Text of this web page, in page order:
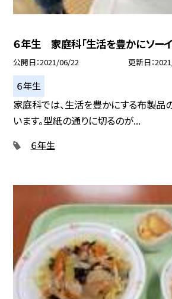
６年生 家庭科「生活を豊かにソーイ
公開日 2021/06/22 更新日
６年生
家庭科では、生活を豊かにする布製品
います。型紙の通りに切るのが...
６年生